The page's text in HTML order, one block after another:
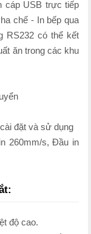
cáp USB trực tiếp
chế - In bếp qua
RS232 có thể kết
ăn trong các khu
đặt và sử dụng
260mm/s, Đầu in
độ cao.